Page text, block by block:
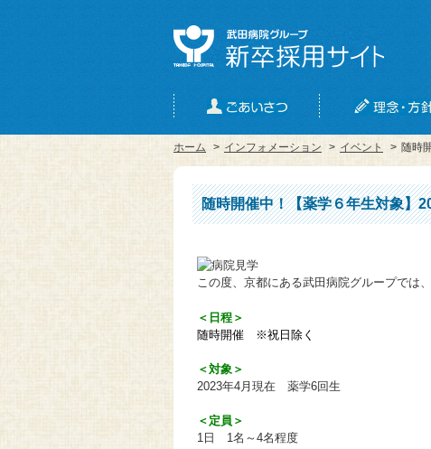
ホーム > インフォメーション > イベント > 随時
随時開催中！【薬学６年生対象】
この度、京都にある武田病院グループでは
＜日程＞
随時開催
※祝日除く
＜対象＞
2023年4月現在 薬学6回生
＜定員＞
1日 1名～4名程度